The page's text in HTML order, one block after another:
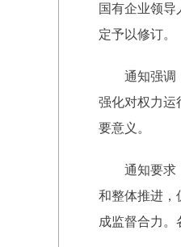
国有企业领
定予以修订。
通知强调，
强化对权力运
要意义。
通知要求，
和整体推进，
成监督合力。